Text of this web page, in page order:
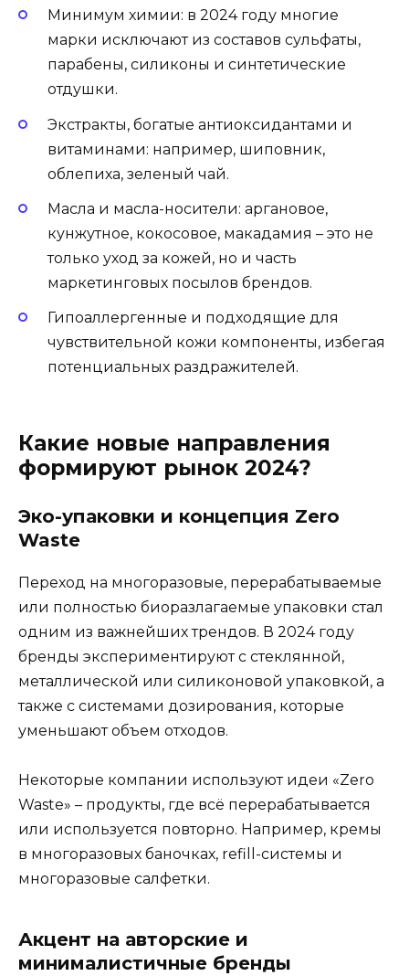
Минимум химии: в 2024 году многие
марки исключают из составов сульфаты,
парабены, силиконы и синтетические
отдушки.
Экстракты, богатые антиоксидантами и
витаминами: например, шиповник,
облепиха, зеленый чай.
Масла и масла-носители: аргановое,
кунжутное, кокосовое, макадамия – это не
только уход за кожей, но и часть
маркетинговых посылов брендов.
Гипоаллергенные и подходящие для
чувствительной кожи компоненты, избегая
потенциальных раздражителей.
Какие новые направления
формируют рынок 2024?
Эко-упаковки и концепция Zero
Waste
Переход на многоразовые, перерабатываемые
или полностью биоразлагаемые упаковки стал
одним из важнейших трендов. В 2024 году
бренды экспериментируют с стеклянной,
металлической или силиконовой упаковкой, а
также с системами дозирования, которые
уменьшают объем отходов.
Некоторые компании используют идеи «Zero
Waste» – продукты, где всё перерабатывается
или используется повторно. Например, кремы
в многоразовых баночках, refill-системы и
многоразовые салфетки.
Акцент на авторские и
минималистичные бренды